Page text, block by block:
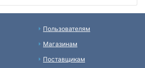
Пользователям
Магазинам
Поставщикам